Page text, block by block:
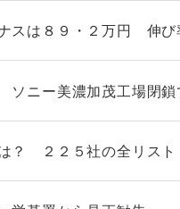
スは８９・２万円 伸
ニー美濃加茂工場閉鎖
？ ２２５社の全リス